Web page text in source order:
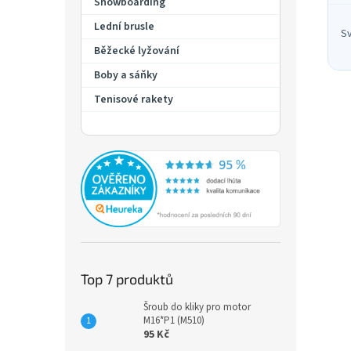
Lední brusle
Běžecké lyžování
Boby a sáňky
Tenisové rakety
Top 7 produktů
Šroub do kliky pro motor
M16*P1 (M510)
95 Kč